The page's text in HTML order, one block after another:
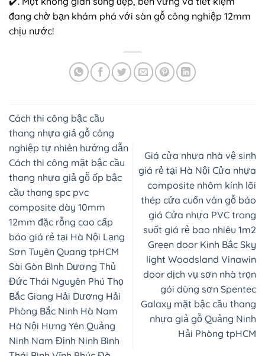
đang chờ bạn khám phá với sàn gỗ công nghiệp 12mm
chịu nước!
Cách thi công bậc cầu
thang nhựa giả gỗ công
nghiệp tự nhiên hướng dẫn
Cách thi công mặt bậc cầu
thang nhựa giả gỗ ốp bậc
cầu thang spc pvc
composite dày 10mm
12mm đặc rỗng cao cấp
báo giá rẻ tại Hà Nội Lạng
Sơn Tuyên Quang tpHCM
Sài Gòn Bình Dương Thủ
Đức Thái Nguyên Phú Thọ
Bắc Giang Hải Dương Hải
Phòng Bắc Ninh Hà Nam
Hà Nội Hưng Yên Quảng
Ninh Nam Định Ninh Bình
Giá cửa nhựa nhà vệ sinh
giá rẻ tại Hà Nội Cửa nhựa
composite nhôm kính lõi
thép cửa cuốn vân gỗ báo
giá Cửa nhựa PVC trong
suốt giá rẻ bao nhiêu 1m2
Green door Kinh Bắc Sky
light Woodsland Vinawin
door dịch vụ sơn nhà trọn
gói dùng sơn Spentec
Galaxy mặt bậc cầu thang
nhựa giả gỗ Quảng Ninh
Hải Phòng tpHCM